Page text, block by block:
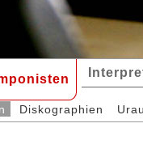
Diskographien